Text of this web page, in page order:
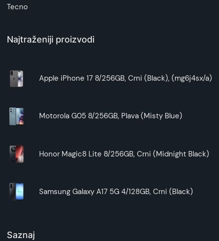
Tecno
Najtraženiji proizvodi
Apple iPhone 17 8/256GB, Crni (Black), (mg6j4sx/a)
Motorola G05 8/256GB, Plava (Misty Blue)
Honor Magic8 Lite 8/256GB, Crni (Midnight Black)
Samsung Galaxy A17 5G 4/128GB, Crni (Black)
Saznaj